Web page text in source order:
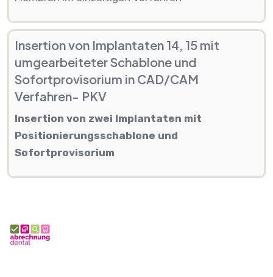
Insertion von Implantaten 14, 15 mit
umgearbeiteter Schablone und
Sofortprovisorium in CAD/CAM
Verfahren- PKV
Insertion von zwei Implantaten mit
Positionierungsschablone und
Sofortprovisorium